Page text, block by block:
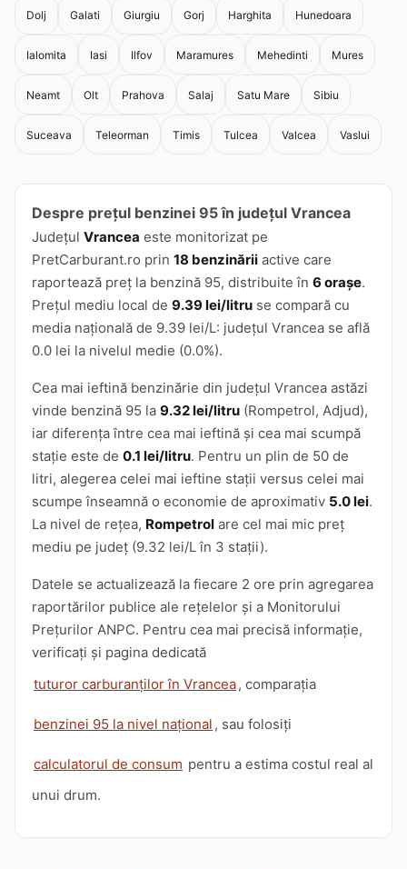
Dolj Galati Giurgiu Gorj Harghita Hunedoara
Ialomita Iasi Ilfov Maramures Mehedinti Mures
Neamt Olt Prahova Salaj Satu Mare Sibiu
Suceava Teleorman Timis Tulcea Valcea Vaslui
Despre prețul benzinei 95 în județul Vrancea
Județul Vrancea este monitorizat pe
PretCarburant.ro prin 18 benzinării active care
raportează preț la benzină 95, distribuite în 6 orașe.
Prețul mediu local de 9.39 lei/litru se compară cu
media națională de 9.39 lei/L: județul Vrancea se află
0.0 lei la nivelul medie (0.0%).
Cea mai ieftină benzinărie din județul Vrancea astăzi
vinde benzină 95 la 9.32 lei/litru (Rompetrol, Adjud),
iar diferența între cea mai ieftină și cea mai scumpă
stație este de 0.1 lei/litru. Pentru un plin de 50 de
litri, alegerea celei mai ieftine stații versus celei mai
scumpe înseamnă o economie de aproximativ 5.0 lei.
La nivel de rețea, Rompetrol are cel mai mic preț
mediu pe județ (9.32 lei/L în 3 stații).
Datele se actualizează la fiecare 2 ore prin agregarea
raportărilor publice ale rețelelor și a Monitorului
Prețurilor ANPC. Pentru cea mai precisă informație,
verificați și pagina dedicată
tuturor carburanților în Vrancea, comparația
benzinei 95 la nivel național , sau folosiți
calculatorul de consum pentru a estima costul real al
unui drum.